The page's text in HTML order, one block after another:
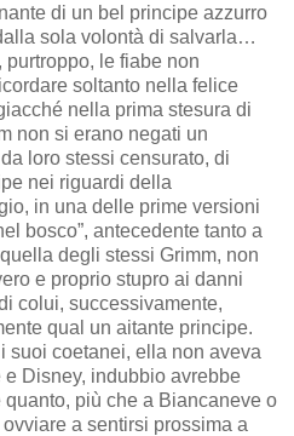
di un bel principe azzurro
sola volontà di salvarla…
le fiabe non
soltanto nella felice
nella prima stesura di
non si erano negati un
loro stessi censurato, di
nei riguardi della
in una delle prime versioni
bosco”, antecedente tanto a
degli stessi Grimm, non
e proprio stupro ai danni
colui, successivamente,
qual un aitante principe.
suoi coetanei, ella non aveva
Disney, indubbio avrebbe
più che a Biancaneve o
a sentirsi prossima a